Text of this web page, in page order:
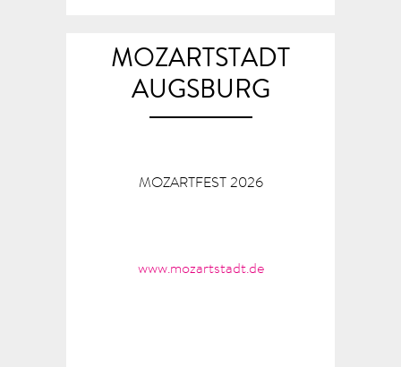
MOZARTSTADT
AUGSBURG
MOZARTFEST 2026
www.mozartstadt.de